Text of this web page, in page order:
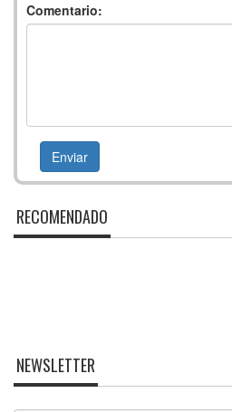
Comentario:
RECOMENDADO
NEWSLETTER